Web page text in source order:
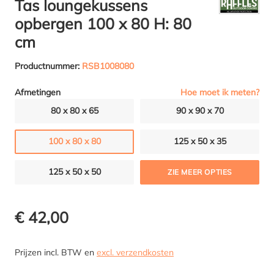
Tas loungekussens
opbergen 100 x 80 H: 80
cm
Productnummer: RSB1008080
Afmetingen
Hoe moet ik meten?
80 x 80 x 65
90 x 90 x 70
100 x 80 x 80 125 x 50 x 35
125 x 50 x 50 ZIE MEER OPTIES
€ 42,00
Prijzen incl. BTW en excl. verzendkosten